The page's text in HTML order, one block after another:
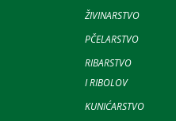
ŽIVINARSTVO
PČELARSTVO
RIBARSTVO
I RIBOLOV
KUNIĆARSTVO